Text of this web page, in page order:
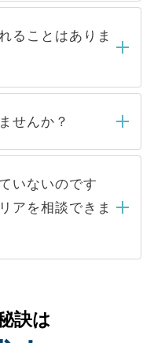
にはご連絡をせて
らくお待ちくださ
扱っている求人の
トからご覧いただ
す。非公開求人は
般には公開してい
人気のある医療機
応募が殺到する場
件に合った人材の
するケースが増え
ることはありま
とは一切ありませ
ら内定をいただい
ません。内定先へ
パートナーが行い
せんか？
とはありませんの
サイトからの登録
様の個人情報は、
および転職活動の
ます。お預かりし
タはご本人の許可
についての厳密な
者のみに付与され
いないのです
アを相談できま
機関の状況や紹介
切なアドバイスを
訣は